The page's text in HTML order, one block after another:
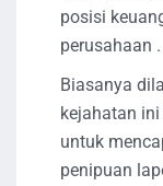
posisi
perusahaan .
Biasanya
kejahatan
untuk
penipuan